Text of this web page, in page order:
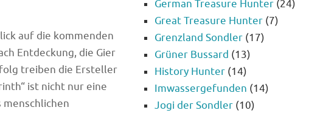
auf die kommenden
Entdeckung, die Gier
treiben die Ersteller
ist nicht nur eine
menschlichen
German Treasure Hunter (24)
Great Treasure Hunter (7)
Grenzland Sondler (17)
Grüner Bussard (13)
History Hunter (14)
Imwassergefunden (14)
Jogi der Sondler (10)